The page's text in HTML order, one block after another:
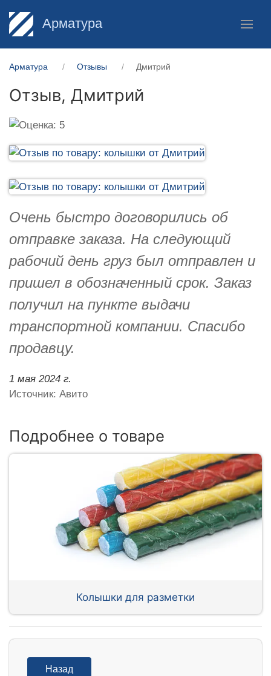
Арматура
Арматура Отзывы Дмитрий
Отзыв, Дмитрий
Очень быстро договорились об
отправке заказа. На следующий
рабочий день груз был отправлен и
пришел в обозначенный срок. Заказ
получил на пункте выдачи
транспортной компании. Спасибо
продавцу.
1 мая 2024 г.
Источник: Авито
Подробнее о товаре
Колышки для разметки
Назад